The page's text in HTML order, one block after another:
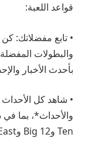
قواعد اللعبة:
• تابع مفضلاتك:
والبطولات
بأحدث الأخبار
• شاهد كل
Ten وBig 12 وBig East وPac-12 والمزيد.